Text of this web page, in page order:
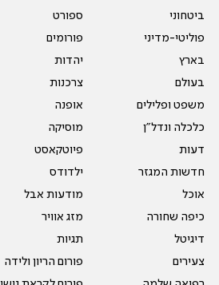
ביטחוני
פוליטי-מדיני
בארץ
בעולם
משפט ופלילים
כלכלה ונדל"ן
דעות
חדשות המגזר
אוכל
כיפה שחורה
דיגיטל
צעירים
ספורט
פורומים
יהדות
צרכנות
אופנה
מוסיקה
פיוטקאסט
ילדודס
מודעות אבל
מזג אוויר
תגיות
פורום הריון ולידה